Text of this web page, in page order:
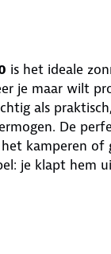
is het ideale
je maar wilt
als
De
kamperen
je klapt hem
de